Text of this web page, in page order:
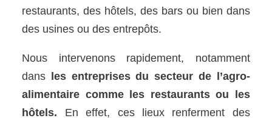
restaurants, des hôtels, des bars ou bien dans
des usines ou des entrepôts.
Nous intervenons rapidement, notamment
dans les entreprises du secteur de l’agro-
alimentaire comme les restaurants ou les
hôtels. En effet, ces lieux renferment des